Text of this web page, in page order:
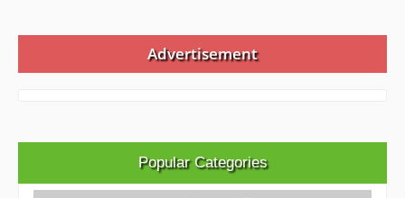
Advertisement
Popular Categories